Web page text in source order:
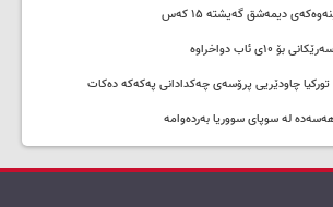
دیمەشق گەیشتە ۱۵ کەس
۱۰ی ئاب دواخراوە
چاودێریی پرۆسەی چەکدادانی پەکەکە دەکات
لە سوپای سووریا بەردەوامە